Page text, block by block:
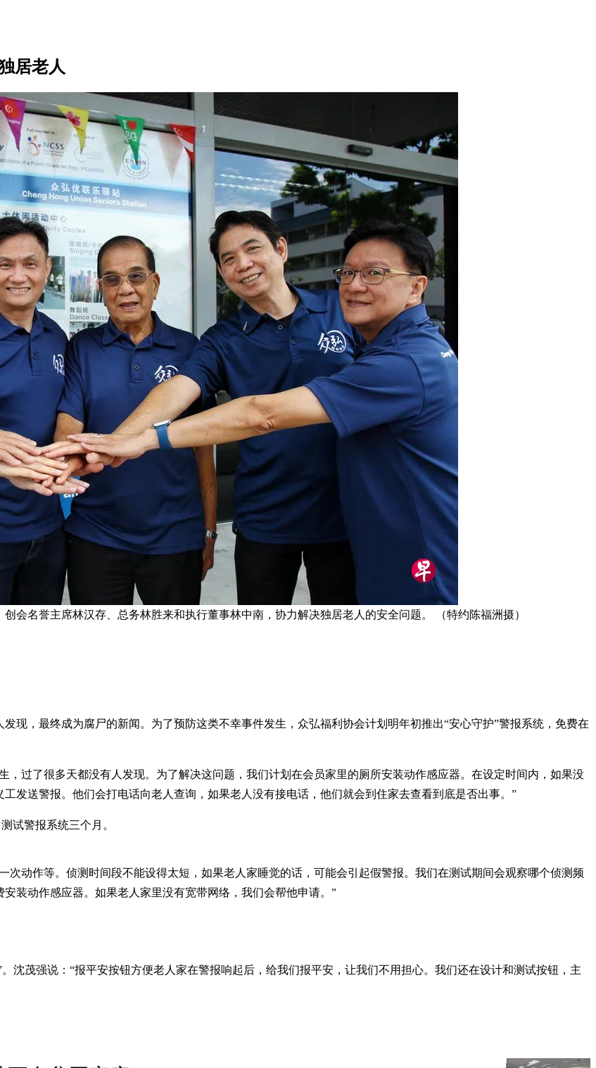
居老人
会名誉主席林汉存、总务林胜来和执行董事林中南，协力解决独居老人的安全问题。 （特约陈福洲摄）
现，最终成为腐尸的新闻。为了预防这类不幸事件发生，众弘福利协会计划明年初推出“安心守护”警报系统，免费在
，过了很多天都没有人发现。为了解决这问题，我们计划在会员家里的厕所安装动作感应器。在设定时间内，如果没
发送警报。他们会打电话向老人查询，如果老人没有接电话，他们就会到住家去查看到底是否出事。”
试警报系统三个月。
动作等。侦测时间段不能设得太短，如果老人家睡觉的话，可能会引起假警报。我们在测试期间会观察哪个侦测频
装动作感应器。如果老人家里没有宽带网络，我们会帮他申请。”
沈茂强说：“报平安按钮方便老人家在警报响起后，给我们报平安，让我们不用担心。我们还在设计和测试按钮，主